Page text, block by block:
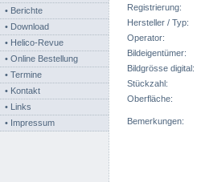
• Berichte
• Download
• Helico-Revue
• Online Bestellung
• Termine
• Kontakt
• Links
• Impressum
Registrierung:
Hersteller / Typ:
Operator:
Bildeigentümer:
Bildgrösse digital:
Stückzahl:
Oberfläche:
Bemerkungen: